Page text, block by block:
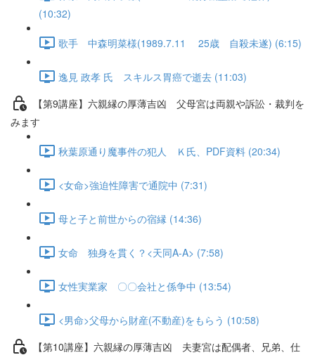
(10:32)
歌手 中森明菜様(1989.7.11 25歳 自殺未遂) (6:15)
逸見 政孝 氏 スキルス胃癌で逝去 (11:03)
【第9講座】六親縁の厚薄吉凶 父母宮は両親や訴訟・裁判を
みます
秋葉原通り魔事件の犯人 Ｋ氏、PDF資料 (20:34)
<女命>強迫性障害で通院中 (7:31)
母と子と前世からの宿縁 (14:36)
女命 独身を貫く？<天同A-A> (7:58)
女性実業家 〇〇会社と係争中 (13:54)
<男命>父母から財産(不動産)をもらう (10:58)
【第10講座】六親縁の厚薄吉凶 夫妻宮は配偶者、兄弟、仕